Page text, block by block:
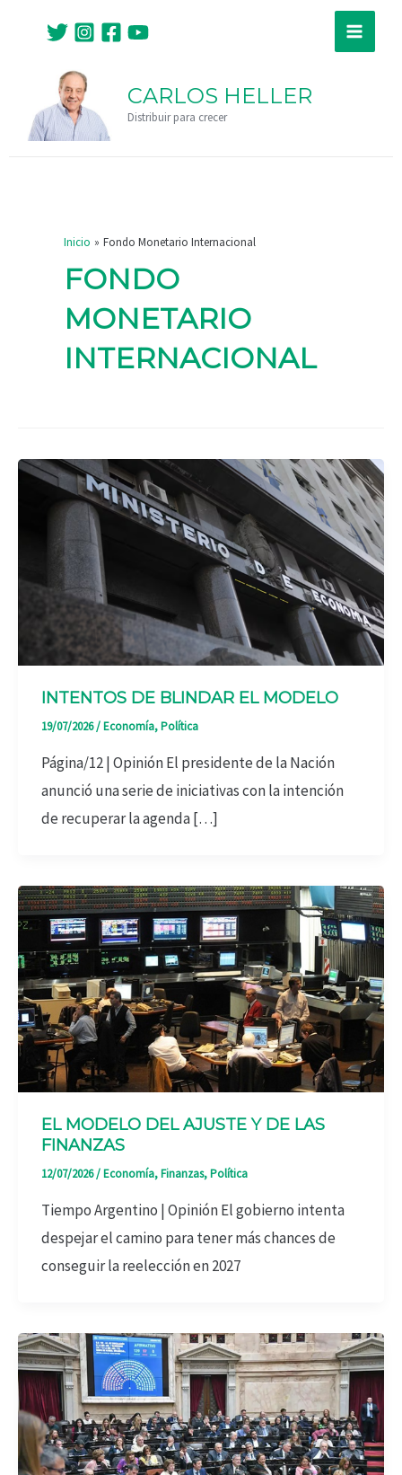
contenido
Main
CARLOS HELLER
Distribuir para crecer
Inicio Fondo Monetario Internacional
FONDO
MONETARIO
INTERNACIONAL
INTENTOS DE BLINDAR EL MODELO
19/07/2026/Economía,Política
Página/12 | Opinión El presidente de la Nación
anunció una serie de iniciativas con la intención
de recuperar la agenda […]
EL MODELO DEL AJUSTE Y DE LAS
FINANZAS
12/07/2026/Economía,Finanzas,Política
Tiempo Argentino | Opinión El gobierno intenta
despejar el camino para tener más chances de
conseguir la reelección en 2027
entradas